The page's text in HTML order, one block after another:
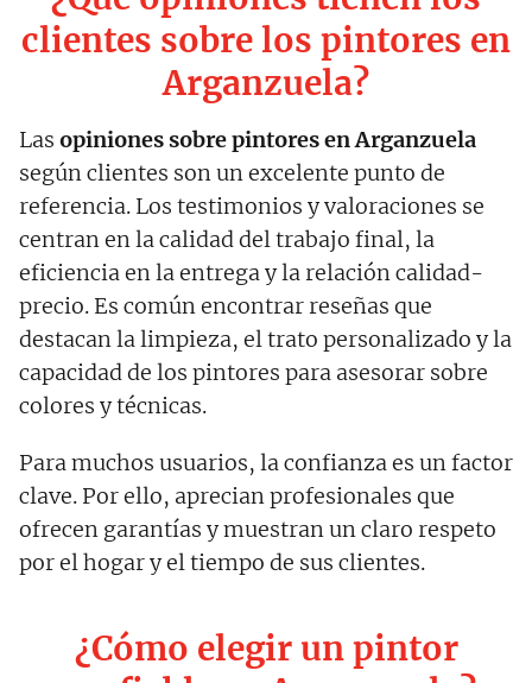
clientes sobre los pintores en
Arganzuela?
Las opiniones sobre pintores en Arganzuela
según clientes son un excelente punto de
referencia. Los testimonios y valoraciones se
centran en la calidad del trabajo final, la
eficiencia en la entrega y la relación calidad-
precio. Es común encontrar reseñas que
destacan la limpieza, el trato personalizado y la
capacidad de los pintores para asesorar sobre
colores y técnicas.
Para muchos usuarios, la confianza es un factor
clave. Por ello, aprecian profesionales que
ofrecen garantías y muestran un claro respeto
por el hogar y el tiempo de sus clientes.
¿Cómo elegir un pintor